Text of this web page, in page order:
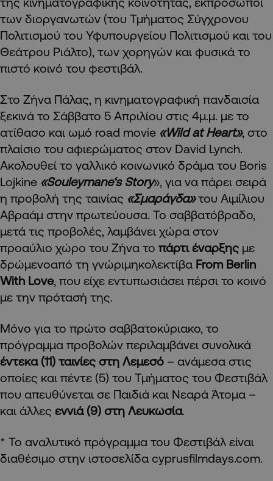
των διοργανωτών (του Τμήματος Σύγχρονου
Πολιτισμού του Υφυπουργείου Πολιτισμού και του
Θεάτρου Ριάλτο), των χορηγών και φυσικά το
πιστό κοινό του φεστιβάλ.
Στο Ζήνα Πάλας, η κινηματογραφική πανδαισία
ξεκινά το Σάββατο 5 Απριλίου στις 4μ.μ. με το
ατίθασο και ωμό road movie «Wild at Heart», στο
πλαίσιο του αφιερώματος στον David Lynch.
Ακολουθεί το γαλλικό κοινωνικό δράμα του Boris
Lojkine «Souleymane‘s Story», για να πάρει σειρά
η προβολή της ταινίας «Σμαράγδα»του Αιμίλιου
Αβραάμ στην πρωτεύουσα. Το σαββατόβραδο,
μετά τις προβολές, λαμβάνει χώρα στον
προαύλιο χώρο του Ζήνα το πάρτι έναρξης με
δρώμενοαπό τη γνώριμηκολεκτίβα From Berlin
With Love, που είχε εντυπωσιάσει πέρσι το κοινό
με την πρότασή της.
Μόνο για το πρώτο σαββατοκύριακο, το
πρόγραμμα προβολών περιλαμβάνει συνολικά
έντεκα (11) ταινίες στη Λεμεσό – ανάμεσα στις
οποίες και πέντε (5) του Τμήματος του Φεστιβάλ
που απευθύνεται σε Παιδιά και Νεαρά Άτομα –
και άλλες εννιά (9) στη Λευκωσία.
* Το αναλυτικό πρόγραμμα του Φεστιβάλ είναι
διαθέσιμο στην ιστοσελίδα cyprusfilmdays.com.